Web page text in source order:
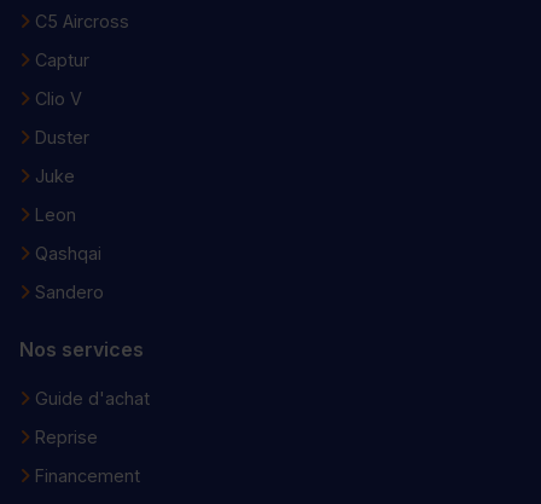
C5 Aircross
Captur
Clio V
Duster
Juke
Leon
Qashqai
Sandero
Nos services
Guide d'achat
Reprise
Financement